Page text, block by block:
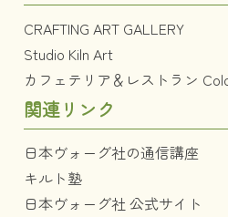
CRAFTING ART GALLERY
Studio Kiln Art
カフェテリア＆レストラン
関連リンク
日本ヴォーグ社の通信講座
キルト塾
日本ヴォーグ社 公式サイト